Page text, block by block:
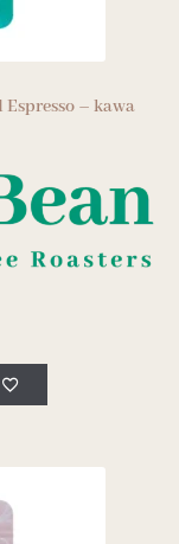
– kawa